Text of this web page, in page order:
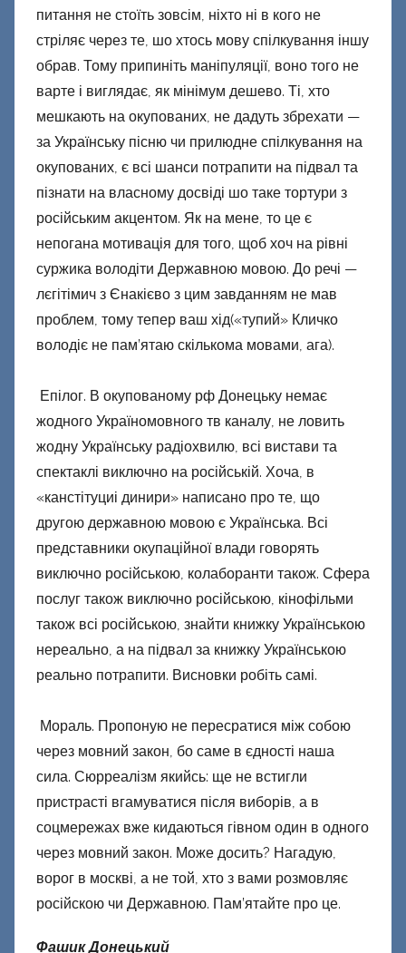
питання не стоїть зовсім, ніхто ні в кого не
стріляє через те, шо хтось мову спілкування іншу
обрав. Тому припиніть маніпуляції, воно того не
варте і виглядає, як мінімум дешево. Ті, хто
мешкають на окупованих, не дадуть збрехати —
за Українську пісню чи прилюдне спілкування на
окупованих, є всі шанси потрапити на підвал та
пізнати на власному досвіді шо таке тортури з
російським акцентом. Як на мене, то це є
непогана мотивація для того, щоб хоч на рівні
суржика володіти Державною мовою. До речі —
лєгітімич з Єнакієво з цим завданням не мав
проблем, тому тепер ваш хід(«тупий» Кличко
володіє не пам’ятаю скількома мовами, ага).
Епілог. В окупованому рф Донецьку немає
жодного Україномовного тв каналу, не ловить
жодну Українську радіохвилю, всі вистави та
спектаклі виключно на російській. Хоча, в
«канстітуциі динири» написано про те, що
другою державною мовою є Українська. Всі
представники окупаційної влади говорять
виключно російською, колаборанти також. Сфера
послуг також виключно російською, кінофільми
також всі російською, знайти книжку Українською
нереально, а на підвал за книжку Українською
реально потрапити. Висновки робіть самі.
Мораль. Пропоную не пересратися між собою
через мовний закон, бо саме в єдності наша
сила. Сюрреалізм якийсь: ще не встигли
пристрасті вгамуватися після виборів, а в
соцмережах вже кидаються гівном один в одного
через мовний закон. Може досить? Нагадую,
ворог в москві, а не той, хто з вами розмовляє
російскою чи Державною. Пам’ятайте про це.
Фашик Донецький